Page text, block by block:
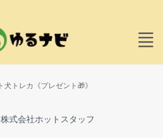
犬トレカ《プレゼント🎁》
式会社ホットスタッフ